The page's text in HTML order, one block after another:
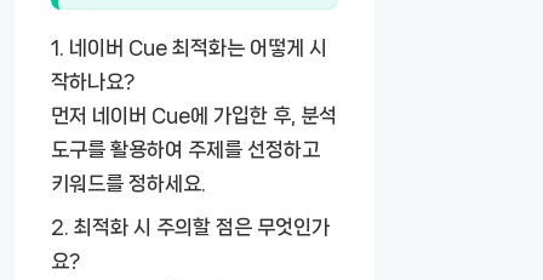
1. 네이버 Cue 최적화는 어떻게 시
작하나요?
먼저 네이버 Cue에 가입한 후, 분석
도구를 활용하여 주제를 선정하고
키워드를 정하세요.
2. 최적화 시 주의할 점은 무엇인가
요?